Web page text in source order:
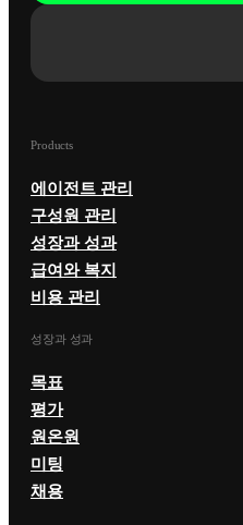
Products
에이전트 관리
구성원 관리
성장과 성과
급여와 복지
비용 관리
성장과 성과
목표
평가
원온원
미팅
채용